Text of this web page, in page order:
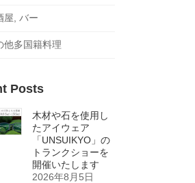
屋, バー
他多国籍料理
Posts
木材や石を使用し
たアイウェア
「UNSUIKYO」の
トランクショーを
開催いたします
2026年8月5日